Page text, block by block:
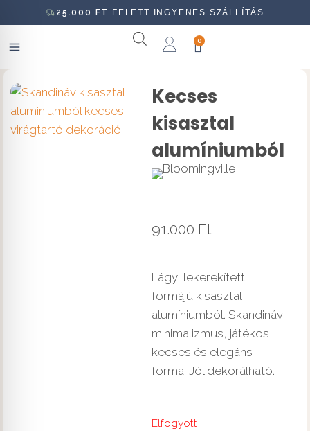
25.000 FT FELETT INGYENES SZÁLLÍTÁS
0
Kecses
kisasztal
alumíniumból
91.000 Ft
Lágy, lekerekített
formájú kisasztal
alumíniumból. Skandináv
minimalizmus, játékos,
kecses és elegáns
forma. Jól dekorálható.
Elfogyott